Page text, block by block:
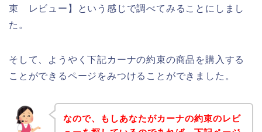
束 レビュー】という感じで調べてみることにしまし
た。
そして、ようやく下記カーナの約束の商品を購入する
ことができるページをみつけることができました。
なので、もしあなたがカーナの約束のレビ